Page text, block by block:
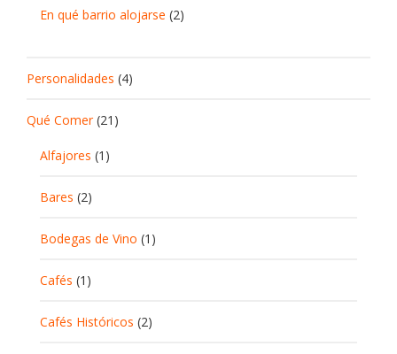
En qué barrio alojarse (2)
Personalidades (4)
Qué Comer(21)
Alfajores (1)
Bares (2)
Bodegas de Vino (1)
Cafés (1)
Cafés Históricos (2)